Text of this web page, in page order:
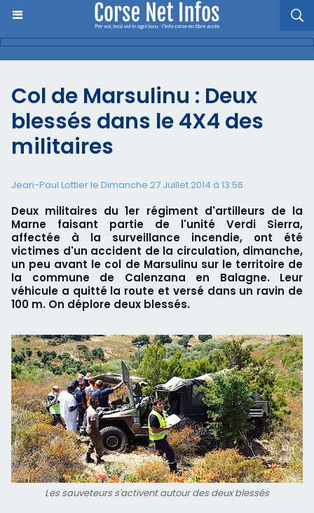
Col de Marsulinu : Deux
blessés dans le 4X4 des
militaires
Jean-Paul Lottier le Dimanche 27 Juillet 2014 à 13:56
Deux militaires du 1er régiment d'artilleurs de la
Marne faisant partie de l'unité Verdi Sierra,
affectée à la surveillance incendie, ont été
victimes d'un accident de la circulation, dimanche,
un peu avant le col de Marsulinu sur le territoire de
la commune de Calenzana en Balagne. Leur
véhicule a quitté la route et versé dans un ravin de
100 m. On déplore deux blessés.
Les sauveteurs s'activent autour des deux blessés